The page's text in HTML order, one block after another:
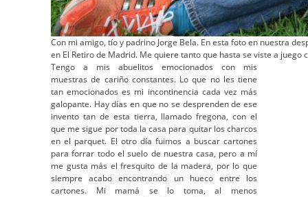
Con mi amigo, tío y padrino Jorge Bela. En esta foto en nuestra
en El Retiro de Madrid. Me quiere tanto que hasta se viste a juego
Tengo a mis abuelitos emocionados con mis
muestras de cariño constantes. Lo que no les tiene
tan emocionados es mi incontinencia cada vez más
galopante. Hay días en que no se desprenden de ese
invento tan de esta tierra, llamado fregona, con el
que me sigue por toda la casa para quitar los charcos
en el parquet. El otro día fuimos a buscar cartones
para forrar todo el suelo de nuestra casa, pero a mí
me gusta más el fresquito de la madera, por lo que
siempre acabo encontrando un hueco entre los
cartones. Mi mamá se lo toma, al menos